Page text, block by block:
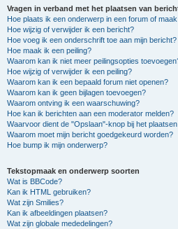
Vragen in verband met het plaatsen van
Hoe plaats ik een onderwerp in een forum of
Hoe wijzig of verwijder ik een bericht?
Hoe voeg ik een onderschrift toe aan mijn bericht?
Hoe maak ik een peiling?
Waarom kan ik niet meer peilingsopties
Hoe wijzig of verwijder ik een peiling?
Waarom kan ik een bepaald forum niet openen?
Waarom kan ik geen bijlagen toevoegen?
Waarom ontving ik een waarschuwing?
Hoe kan ik berichten aan een moderator melden?
Waarvoor dient de "Opslaan"-knop bij het
Waarom moet mijn bericht goedgekeurd worden?
Hoe bump ik mijn onderwerp?
Tekstopmaak en onderwerp soorten
Wat is BBCode?
Kan ik HTML gebruiken?
Wat zijn Smilies?
Kan ik afbeeldingen plaatsen?
Wat zijn globale mededelingen?